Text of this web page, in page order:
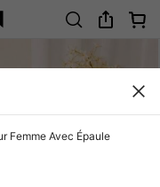
Femme Avec Épaule